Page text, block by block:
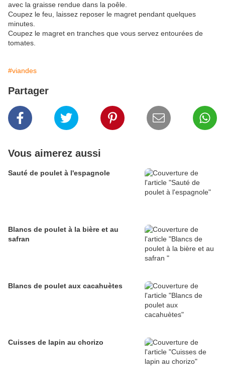
avec la graisse rendue dans la poêle.
Coupez le feu, laissez reposer le magret pendant quelques
minutes.
Coupez le magret en tranches que vous servez entourées de
tomates.
#viandes
Partager
Vous aimerez aussi
Sauté de poulet à l'espagnole
Blancs de poulet à la bière et au
safran
Blancs de poulet aux cacahuètes
Cuisses de lapin au chorizo